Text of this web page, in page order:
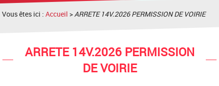
Vous êtes ici :Accueil >ARRETE 14V.2026 PERMISSION DE VOIRIE
ARRETE 14V.2026 PERMISSION
DE VOIRIE